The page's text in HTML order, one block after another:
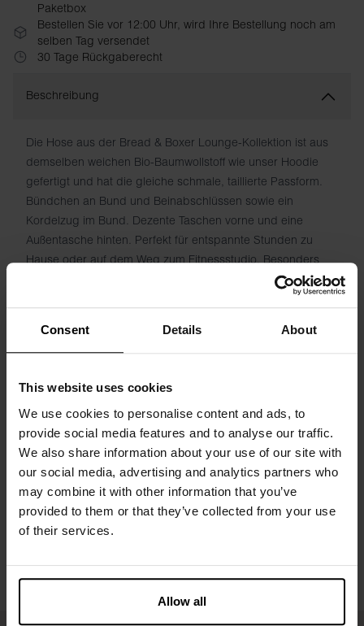
Consent Details About
This website uses cookies
We use cookies to personalise content and ads, to
provide social media features and to analyse our traffic.
We also share information about your use of our site with
our social media, advertising and analytics partners who
may combine it with other information that you’ve
provided to them or that they’ve collected from your use
of their services.
Allow all
Paketbox
Bestellen Sie vor 12:00 Uhr, wird Ihre Bestellung noch am
selben Tag versendet
30 Tage Rückgaberecht
Beschreibung
Die Hose aus der Bread & Boxer Lounge-Kollektion ist aus
demselben weichen Bio-Baumwollstoff wie unser Hoodie
gefertigt und hat die gleiche schmale, taillierte Passform.
Bündchen an Bund und Beinabschlüssen sowie ein
Kordelzug im Bund. Dezente Taschen vorne und eine
Außentasche hinten. Perfekt für entspannte Stunden zu
Hause oder auf dem Weg zum Fitnessstudio. Besonders
Das Model auf dem Bild ist 185 cm groß und trägt Größe M.
Spezifikation
Größentabelle
Pflegehinweise